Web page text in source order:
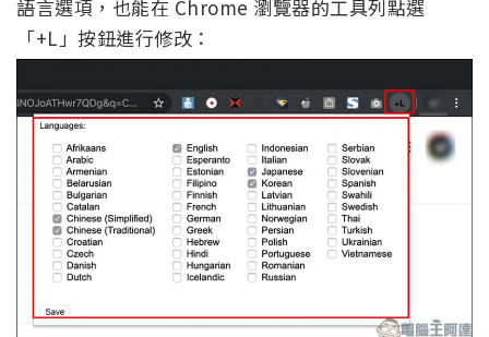
語言選項，也能在 Chrome 瀏覽器的工具列點選
「+L」按鈕進行修改：